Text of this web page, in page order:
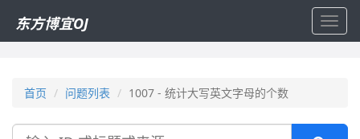
东方博宜OJ
首页 问题列表 1007 - 统计大写英文字母的个数
搜